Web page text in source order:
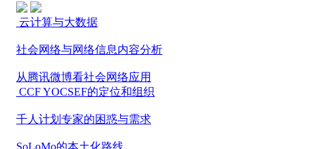
云计算与大数据
社会网络与网络信息内容分析
从腾讯微博看社会网络应用
CCF YOCSEF的定位和组织
千人计划专家的困惑与需求
SoLoMo的本土化路线